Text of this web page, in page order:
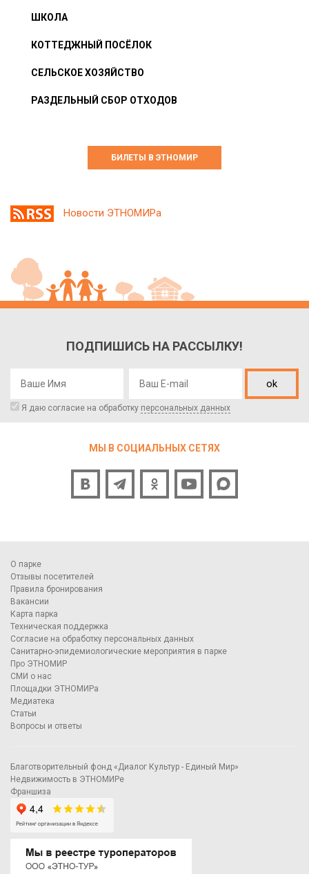
ШКОЛА
КОТТЕДЖНЫЙ ПОСЁЛОК
СЕЛЬСКОЕ ХОЗЯЙСТВО
РАЗДЕЛЬНЫЙ СБОР ОТХОДОВ
БИЛЕТЫ В ЭТНОМИР
Новости ЭТНОМИРа
ПОДПИШИСЬ НА РАССЫЛКУ!
ok
Я даю согласие на обработку персональных данных
МЫ В СОЦИАЛЬНЫХ СЕТЯХ
О парке
Отзывы посетителей
Правила бронирования
Вакансии
Карта парка
Техническая поддержка
Согласие на обработку персональных данных
Санитарно-эпидемиологические мероприятия в парке
Про ЭТНОМИР
СМИ о нас
Площадки ЭТНОМИРа
Медиатека
Статьи
Вопросы и ответы
Благотворительный фонд «Диалог Культур - Единый Мир»
Недвижимость в ЭТНОМИРе
Франшиза